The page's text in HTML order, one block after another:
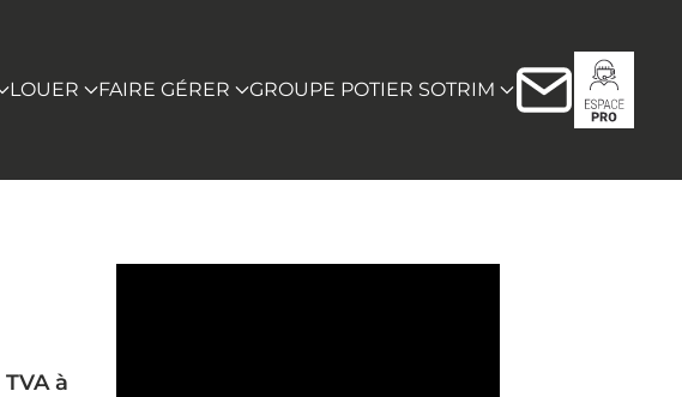
LOUER FAIRE GÉRER GROUPE POTIER SOTRIM
TVA à